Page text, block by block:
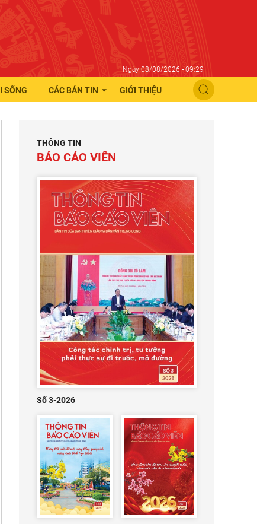
Ngày 08/08/2026 - 09:29
SỐNG CÁC BẢN TIN GIỚI THIỆU
THÔNG TIN
BÁO CÁO VIÊN
Số 3-2026